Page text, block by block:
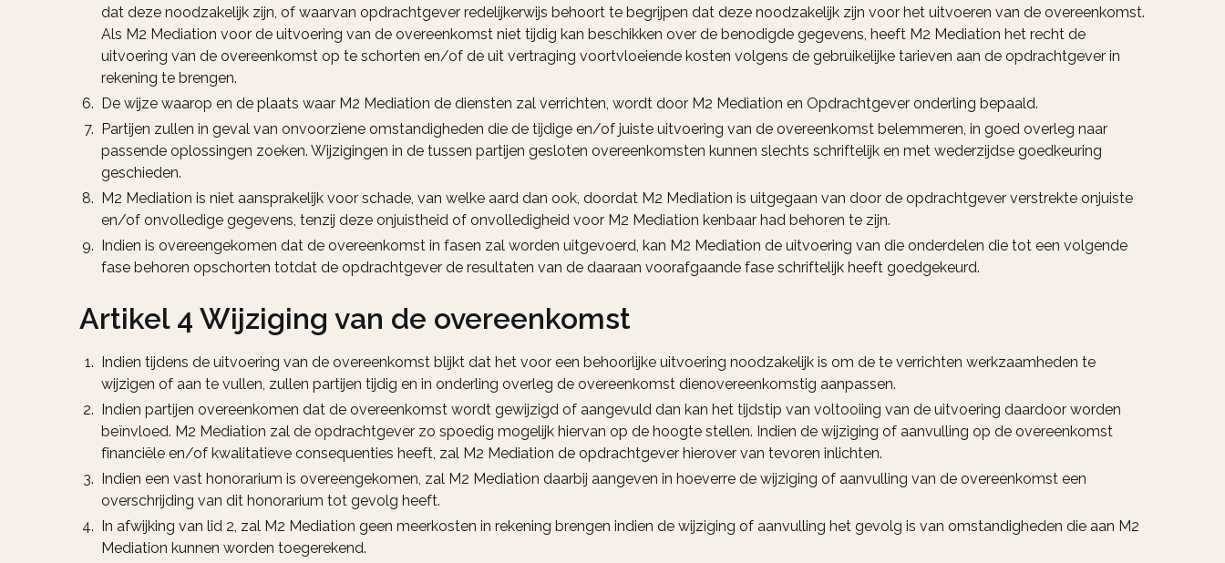
dat deze noodzakelijk zijn, of waarvan opdrachtgever redelijkerwijs behoort te begrijpen dat deze noodzakelijk zijn voor het uitvoeren van de overeenkomst.
Als M2 Mediation voor de uitvoering van de overeenkomst niet tijdig kan beschikken over de benodigde gegevens, heeft M2 Mediation het recht de
uitvoering van de overeenkomst op te schorten en/of de uit vertraging voortvloeiende kosten volgens de gebruikelijke tarieven aan de opdrachtgever in
rekening te brengen.
De wijze waarop en de plaats waar M2 Mediation de diensten zal verrichten, wordt door M2 Mediation en Opdrachtgever onderling bepaald.
Partijen zullen in geval van onvoorziene omstandigheden die de tijdige en/of juiste uitvoering van de overeenkomst belemmeren, in goed overleg naar
passende oplossingen zoeken. Wijzigingen in de tussen partijen gesloten overeenkomsten kunnen slechts schriftelijk en met wederzijdse goedkeuring
geschieden.
M2 Mediation is niet aansprakelijk voor schade, van welke aard dan ook, doordat M2 Mediation is uitgegaan van door de opdrachtgever verstrekte onjuiste
en/of onvolledige gegevens, tenzij deze onjuistheid of onvolledigheid voor M2 Mediation kenbaar had behoren te zijn.
Indien is overeengekomen dat de overeenkomst in fasen zal worden uitgevoerd, kan M2 Mediation de uitvoering van die onderdelen die tot een volgende
fase behoren opschorten totdat de opdrachtgever de resultaten van de daaraan voorafgaande fase schriftelijk heeft goedgekeurd.
Artikel 4 Wijziging van de overeenkomst
Indien tijdens de uitvoering van de overeenkomst blijkt dat het voor een behoorlijke uitvoering noodzakelijk is om de te verrichten werkzaamheden te
wijzigen of aan te vullen, zullen partijen tijdig en in onderling overleg de overeenkomst dienovereenkomstig aanpassen.
Indien partijen overeenkomen dat de overeenkomst wordt gewijzigd of aangevuld dan kan het tijdstip van voltooiing van de uitvoering daardoor worden
beïnvloed. M2 Mediation zal de opdrachtgever zo spoedig mogelijk hiervan op de hoogte stellen. Indien de wijziging of aanvulling op de overeenkomst
financiële en/of kwalitatieve consequenties heeft, zal M2 Mediation de opdrachtgever hierover van tevoren inlichten.
Indien een vast honorarium is overeengekomen, zal M2 Mediation daarbij aangeven in hoeverre de wijziging of aanvulling van de overeenkomst een
overschrijding van dit honorarium tot gevolg heeft.
In afwijking van lid 2, zal M2 Mediation geen meerkosten in rekening brengen indien de wijziging of aanvulling het gevolg is van omstandigheden die aan M2
Mediation kunnen worden toegerekend.